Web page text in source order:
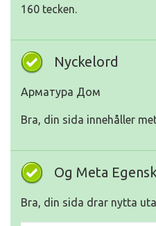
160 tecken.
Nyckelord
Арматура Дом
Bra, din sida innehåller
Og Meta
Bra, din sida drar nytta